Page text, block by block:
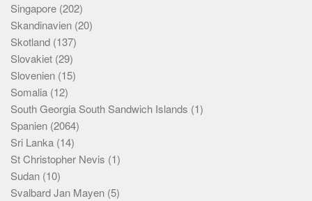
Singapore (202)
Skandinavien (20)
Skotland (137)
Slovakiet (29)
Slovenien (15)
Somalia (12)
South Georgia South Sandwich Islands (1)
Spanien (2064)
Sri Lanka (14)
St Christopher Nevis (1)
Sudan (10)
Svalbard Jan Mayen (5)